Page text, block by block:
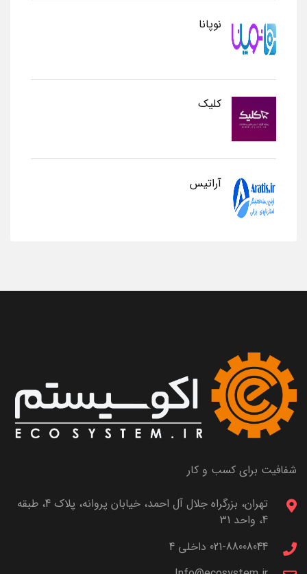
نوپانا
کلیک
آراتیس
شفافیت برای کسب و کار
تهران، بزرگراه جلال آل احمد، خیابان پروانه، پلاک 4، طبقه
4، واحد 31
021-88008044 داخلی 4